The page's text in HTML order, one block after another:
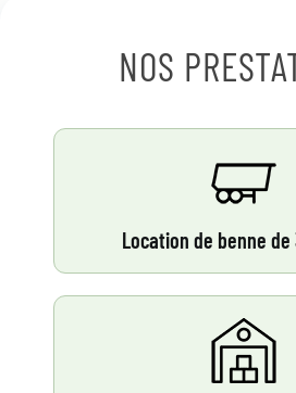
NOS
Location de benne de